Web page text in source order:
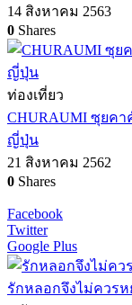
14 สิงหาคม 2563
0 Shares
ท่องเที่ยว
CHURAUMI ซุยค
ญี่ปุ่น
21 สิงหาคม 2562
0 Shares
Facebook
Twitter
Google Plus
รักหลอกจึงไม่ควร